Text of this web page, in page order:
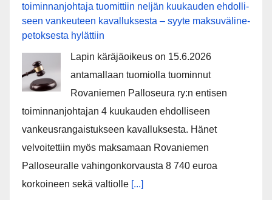
toiminnanjohtaja tuo­mit­tiin neljän kuu­kau­den eh­dol­li­
seen van­keu­teen ka­val­luk­ses­ta – syyte mak­su­vä­li­ne­
pe­tok­ses­ta hy­lät­tiin
Lapin käräjäoikeus on 15.6.2026
antamallaan tuomiolla tuominnut
Rovaniemen Palloseura ry:n entisen
toiminnanjohtajan 4 kuukauden ehdolliseen
vankeusrangaistukseen kavalluksesta. Hänet
velvoitettiin myös maksamaan Rovaniemen
Palloseuralle vahingonkorvausta 8 740 euroa
korkoineen sekä valtiolle [...]